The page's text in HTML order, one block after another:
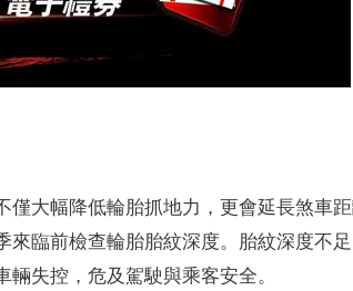
大幅降低輪胎抓地力，更會延長煞車距
臨前檢查輪胎胎紋深度。胎紋深度不
失控，危及駕駛與乘客安全。